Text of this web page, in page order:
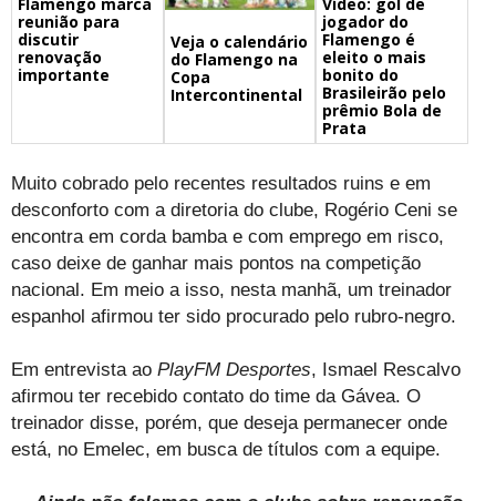
reunião para
discutir
renovação
importante
Veja o calendário
do Flamengo na
Copa
Intercontinental
jogador do
Flamengo é
eleito o mais
bonito do
Brasileirão pelo
prêmio Bola de
Prata
Muito cobrado pelo recentes resultados ruins e em
desconforto com a diretoria do clube, Rogério Ceni se
encontra em corda bamba e com emprego em risco,
caso deixe de ganhar mais pontos na competição
nacional. Em meio a isso, nesta manhã, um treinador
espanhol afirmou ter sido procurado pelo rubro-negro.
Em entrevista ao PlayFM Desportes, Ismael Rescalvo
afirmou ter recebido contato do time da Gávea. O
treinador disse, porém, que deseja permanecer onde
está, no Emelec, em busca de títulos com a equipe.